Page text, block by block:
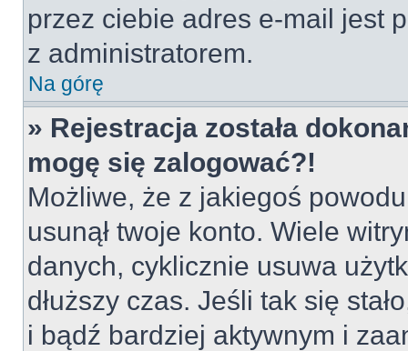
przez ciebie adres e-mail jest
z administratorem.
Na górę
» Rejestracja została
mogę się zalogować?!
Możliwe, że z jakiegoś
usunął twoje konto. Wiele
danych, cyklicznie usuwa
dłuższy czas. Jeśli tak się
i bądź bardziej aktywnym i